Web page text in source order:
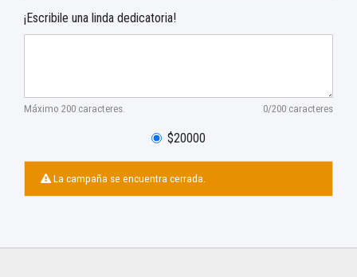
¡Escribile una linda dedicatoria!
Máximo 200 caracteres. 0/200 caracteres
$20000
La campaña se encuentra cerrada.